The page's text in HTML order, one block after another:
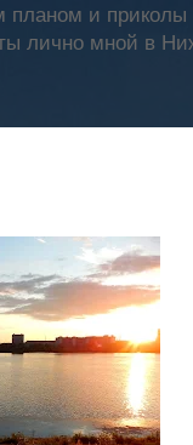
планом и приколы
лично мной в